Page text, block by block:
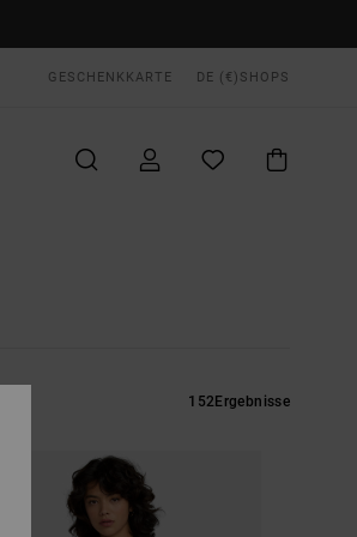
GESCHENKKARTE DE (€) SHOPS
152Ergebnisse